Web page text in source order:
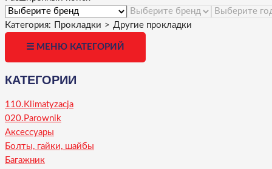
Категория: Прокладки > Другие прокладки
☰ МЕНЮ КАТЕГОРИЙ
КАТЕГОРИИ
110.Klimatyzacja
020.Parownik
Аксессуары
Болты, гайки, шайбы
Багажник